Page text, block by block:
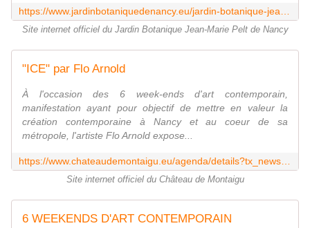
Site internet officiel du Jardin Botanique Jean-Marie Pelt de Nancy
"ICE" par Flo Arnold
À l'occasion des 6 week-ends d'art contemporain,
manifestation ayant pour objectif de mettre en valeur la
création contemporaine à Nancy et au coeur de sa
métropole, l'artiste Flo Arnold expose...
Site internet officiel du Château de Montaigu
6 WEEKENDS D'ART CONTEMPORAIN